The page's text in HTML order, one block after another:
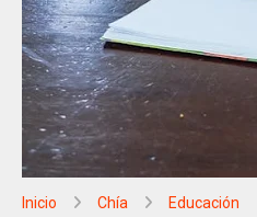
Inicio Chía Educación